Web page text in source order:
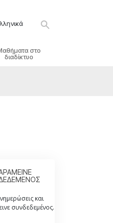
στο
διαδίκτυο
και
και
συνδεδεμένος.